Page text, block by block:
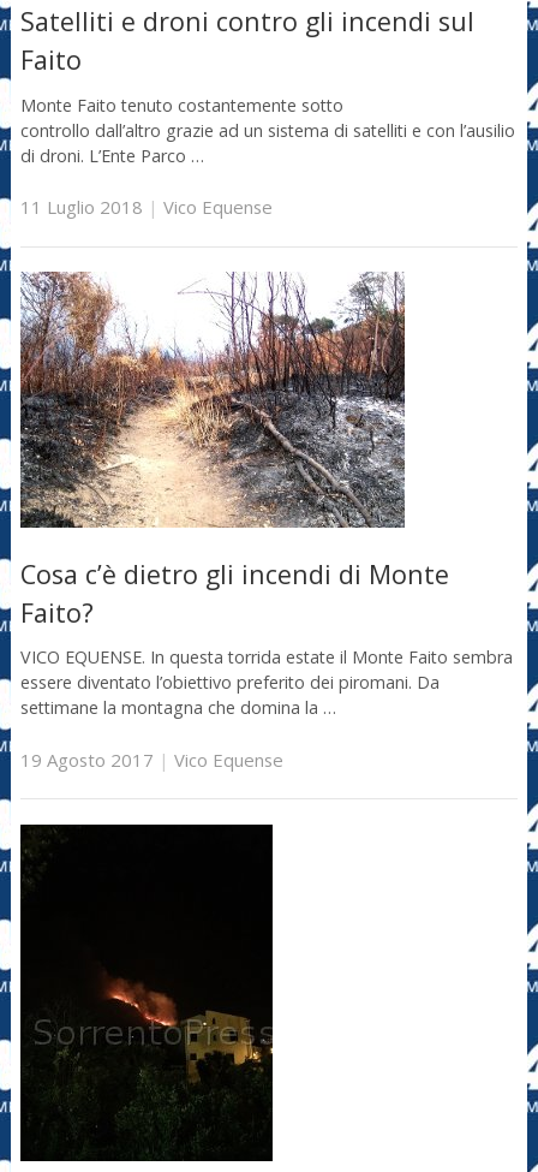
Satelliti e droni contro gli incendi sul
Faito
Monte Faito tenuto costantemente sotto
controllo dall’altro grazie ad un sistema di satelliti e con l’ausilio
di droni. L’Ente Parco …
11 Luglio 2018 | Vico Equense
Cosa c’è dietro gli incendi di Monte
Faito?
VICO EQUENSE. In questa torrida estate il Monte Faito sembra
essere diventato l’obiettivo preferito dei piromani. Da
settimane la montagna che domina la …
19 Agosto 2017 | Vico Equense